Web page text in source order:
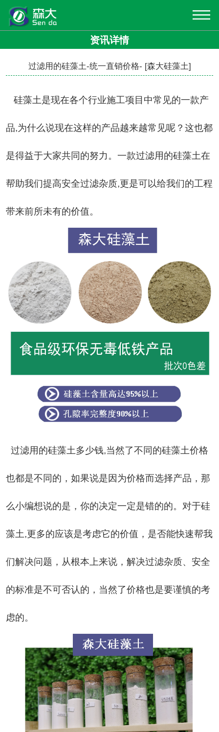
资讯详情
过滤用的硅藻土-统一直销价格- [森大硅藻土]
硅藻土是现在各个行业施工项目中常见的一款产
品,为什么说现在这样的产品越来越常见呢？这也都
是得益于大家共同的努力。一款过滤用的硅藻土在
帮助我们提高安全过滤杂质,更是可以给我们的工程
带来前所未有的价值。
过滤用的硅藻土多少钱,当然了不同的硅藻土价格
也都是不同的，如果说是因为价格而选择产品，那
么小编想说的是，你的决定一定是错的的。对于硅
藻土,更多的应该是考虑它的价值，是否能快速帮我
们解决问题，从根本上来说，解决过滤杂质、安全
的标准是不可否认的，当然了价格也是要谨慎的考
虑的。